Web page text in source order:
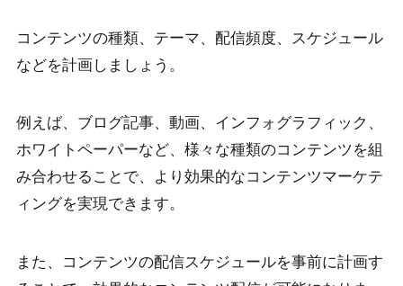
コンテンツの種類、テーマ、配信頻度、スケジュール
などを計画しましょう。
例えば、ブログ記事、動画、インフォグラフィック、
ホワイトペーパーなど、様々な種類のコンテンツを組
み合わせることで、より効果的なコンテンツマーケテ
ィングを実現できます。
また、コンテンツの配信スケジュールを事前に計画す